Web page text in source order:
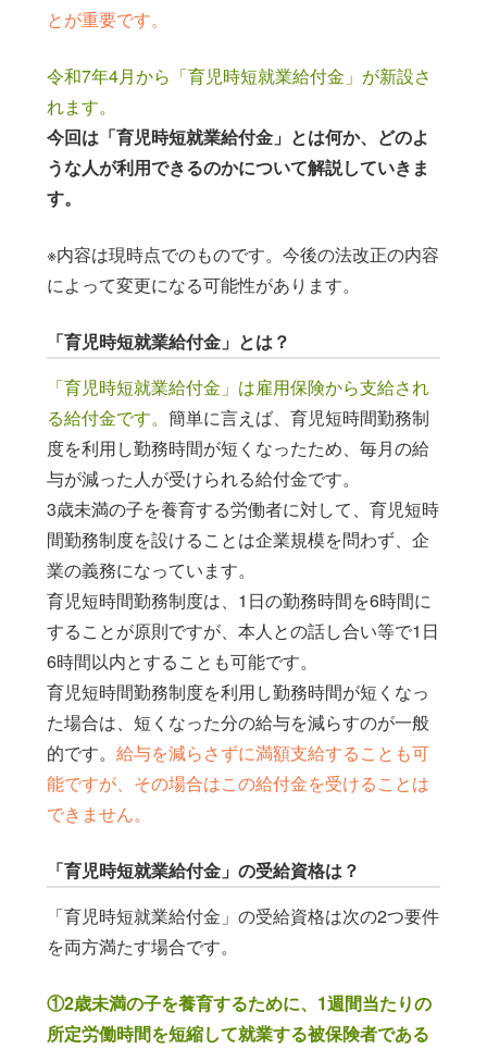
とが重要です。
令和7年4月から「育児時短就業給付金」が新設さ
れます。
今回は「育児時短就業給付金」とは何か、どのよ
うな人が利用できるのかについて解説していきま
す。
※内容は現時点でのものです。今後の法改正の内容
によって変更になる可能性があります。
「育児時短就業給付金」とは？
「育児時短就業給付金」は雇用保険から支給され
る給付金です。 簡単に言えば、育児短時間勤務制
度を利用し勤務時間が短くなったため、毎月の給
与が減った人が受けられる給付金です。
3歳未満の子を養育する労働者に対して、育児短時
間勤務制度を設けることは企業規模を問わず、企
業の義務になっています。
育児短時間勤務制度は、1日の勤務時間を6時間に
することが原則ですが、本人との話し合い等で1日
6時間以内とすることも可能です。
育児短時間勤務制度を利用し勤務時間が短くなっ
た場合は、短くなった分の給与を減らすのが一般
的です。 給与を減らさずに満額支給することも可
能ですが、その場合はこの給付金を受けることは
できません。
「育児時短就業給付金」の受給資格は？
「育児時短就業給付金」の受給資格は次の2つ要件
を両方満たす場合です。
①2歳未満の子を養育するために、1週間当たりの
所定労働時間を短縮して就業する被保険者である